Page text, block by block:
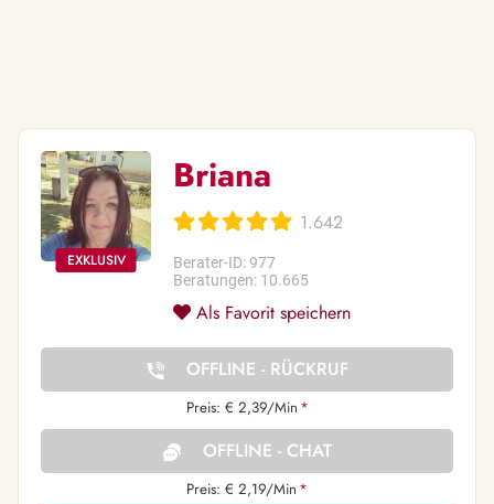
Briana
1.642
Berater-ID: 977
Beratungen: 10.665
Als Favorit speichern
OFFLINE - RÜCKRUF
Preis: € 2,39/Min *
OFFLINE - CHAT
Preis: € 2,19/Min *